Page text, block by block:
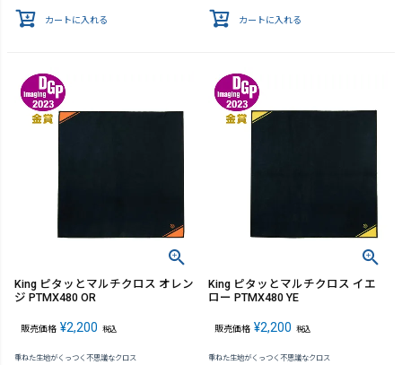
カートに入れる カートに入れる
King ピタッとマルチクロス オレン
ジ PTMX480 OR
販売価格 ¥2,200 税込
重ねた生地がくっつく不思議なクロス
King ピタッとマルチクロス イエ
ロー PTMX480 YE
販売価格 ¥2,200 税込
重ねた生地がくっつく不思議なクロス